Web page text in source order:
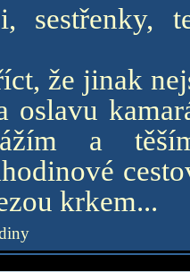
sestřenky,
že jinak
oslavu
a
krkem...